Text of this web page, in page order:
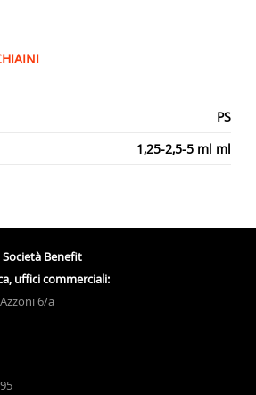
PS
1,25-2,5-5 ml ml
Società Benefit
uffici commerciali:
6/a